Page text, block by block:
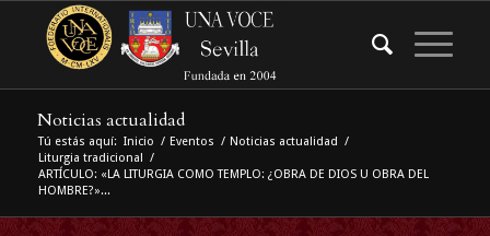
Noticias actualidad
Tú estás aquí: Inicio / Eventos / Noticias actualidad /
Liturgia tradicional /
ARTÍCULO: «LA LITURGIA COMO TEMPLO: ¿OBRA DE DIOS U OBRA DEL
HOMBRE?»...